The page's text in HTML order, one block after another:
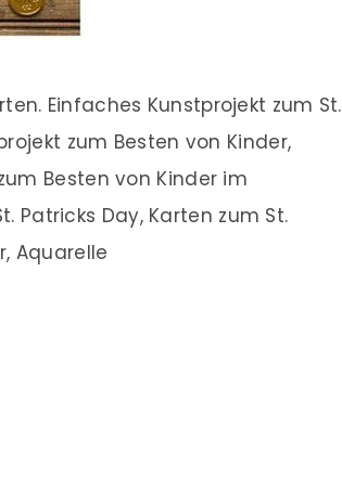
Einfaches Kunstprojekt zum St.
zum Besten von Kinder,
Besten von Kinder im
Patricks Day, Karten zum St.
Aquarelle